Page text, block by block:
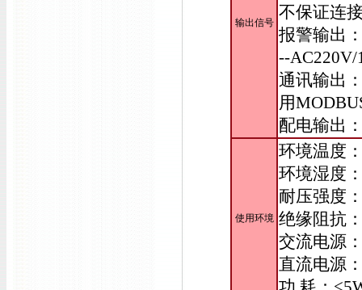
输出信号
不保证连
报警输出
--
通讯输出
用
配电输出
使用环境
环境温度
环境湿度
耐压强度
绝缘阻抗
交流电源
直流电源